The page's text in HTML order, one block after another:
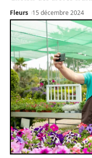
Fleurs 15 décembre 2024